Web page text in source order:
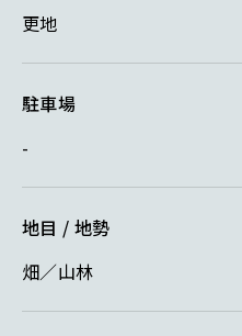
更地
駐車場
-
地目 / 地勢
畑／山林